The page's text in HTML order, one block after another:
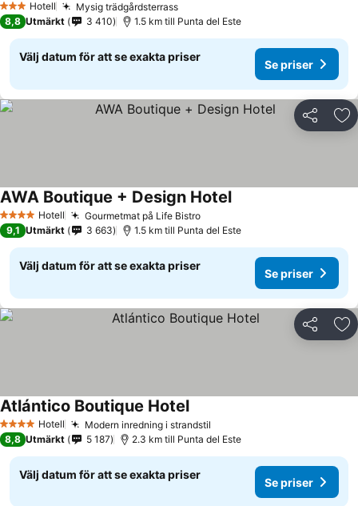
3 StjärnorHotell
Mysig trädgårdsterrass
8,8 Utmärkt 3 410 1.5 km till Punta del Este
Välj datum för att se exakta priser
Se priser
Dela
4 StjärnorHotell Gourmetmat på Life Bistro
AWA Boutique + Design Hotel
9,1 Utmärkt 3 663 1.5 km till Punta del Este
Välj datum för att se exakta priser
Se priser
Dela
4 StjärnorHotell Modern inredning i strandstil
Atlántico Boutique Hotel
8,8 Utmärkt 5 187 2.3 km till Punta del Este
Välj datum för att se exakta priser
Se priser